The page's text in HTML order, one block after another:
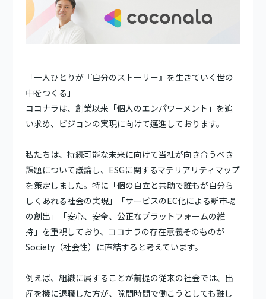
「一人ひとりが『自分のストーリー』を生きていく世の
中をつくる」
ココナラは、創業以来「個人のエンパワーメント」を追
い求め、ビジョンの実現に向けて邁進しております。
私たちは、持続可能な未来に向けて当社が向き合うべき
課題について議論し、ESGに関するマテリアリティマップ
を策定しました。特に「個の自立と共助で誰もが自分ら
しくあれる社会の実現」「サービスのEC化による新市場
の創出」「安心、安全、公正なプラットフォームの維
持」を重視しており、ココナラの存在意義そのものが
Society（社会性）に直結すると考えています。
例えば、組織に属することが前提の従来の社会では、出
産を機に退職した方が、隙間時間で働こうとしても難し